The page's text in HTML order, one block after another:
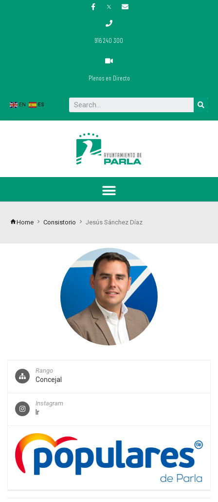
916 240 300
Plenos en Directo
EN ES Buscar
Home Consistorio Jesús Sánchez Díaz
Rango
Concejal
Instagram
Ir